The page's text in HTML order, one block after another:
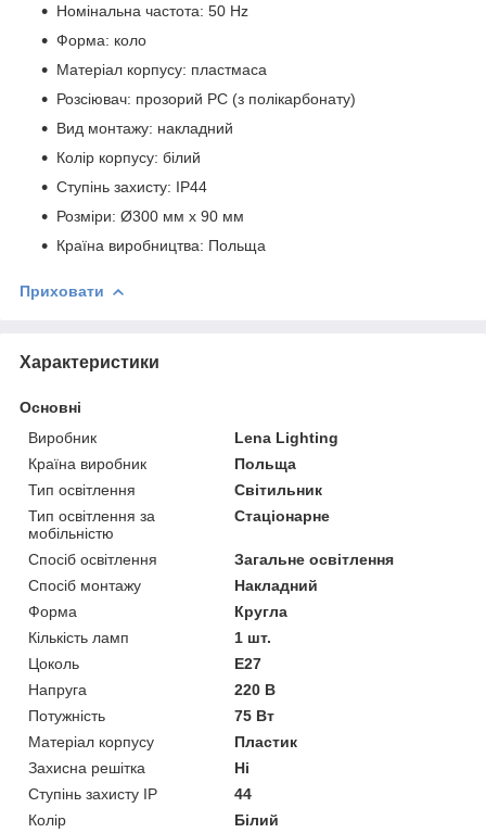
Номінальна частота: 50 Hz
Форма: коло
Матеріал корпусу: пластмаса
Розсіювач: прозорий PC (з полікарбонату)
Вид монтажу: накладний
Колір корпусу: білий
Ступінь захисту: IP44
Розміри: Ø300 мм х 90 мм
Країна виробництва: Польща
Приховати
Характеристики
Основні
Виробник
Lena Lighting
Країна виробник
Польща
Тип освітлення
Світильник
Тип освітлення за
мобільністю
Стаціонарне
Спосіб освітлення
Загальне освітлення
Спосіб монтажу
Накладний
Форма
Кругла
Кількість ламп
1 шт.
Цоколь
E27
Напруга
220 В
Потужність
75 Вт
Матеріал корпусу
Пластик
Захисна решітка
Ні
Ступінь захисту IP
44
Колір
Білий